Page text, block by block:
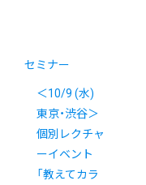
セミナー
＜10/9 (水)
東京・渋谷＞
個別レクチャ
ーイベント
「教えてカラ